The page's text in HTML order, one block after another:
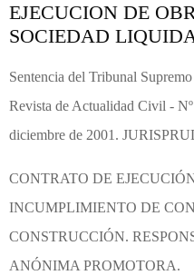
EJECUCION DE
SOCIEDAD
Sentencia del Tribunal
Revista de Actualidad Civil -
diciembre de 2001.
CONTRATO DE
INCUMPLIMIENTO DE
CONSTRUCCIÓN.
ANÓNIMA PROMOTORA.